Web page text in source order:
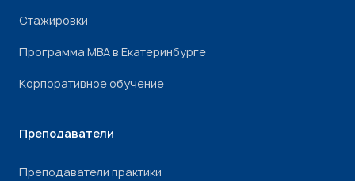
Стажировки
Программа МВА в Екатеринбурге
Корпоративное обучение
Преподаватели
Преподаватели практики